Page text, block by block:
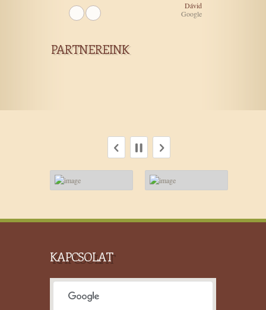
Dávid
Google
PARTNEREINK
KAPCSOLAT